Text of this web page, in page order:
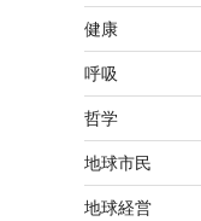
健康
呼吸
哲学
地球市民
地球経営